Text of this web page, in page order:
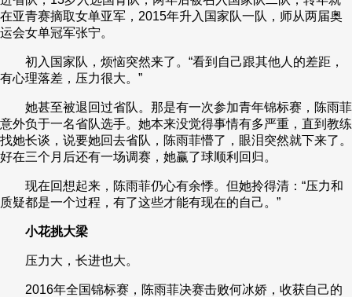
在亚青赛摘取女单亚军，2015年升入国家队一队，师从两届奥
运会女单冠军张宁。
初入国家队，烦恼突然来了。“看到自己跟其他人的差距，
有心理落差，压力很大。”
她甚至被退回过省队。那是有一次参加青年锦标赛，陈雨菲
意外负于一名省队选手。她本来没觉得事情有多严重，直到教练
找她长谈，说要她回去省队，陈雨菲懵了，眼泪突然就下来了。
好在三个月后还有一场调赛，她赢了球顺利回归。
现在回想起来，陈雨菲仍心有余悸。但她拎得清：“压力和
质疑都是一个过程，有了这些才能有现在的自己。”
小花挑大梁
压力大，长进也大。
2016年全国锦标赛，陈雨菲决赛击败何冰娇，收获自己的